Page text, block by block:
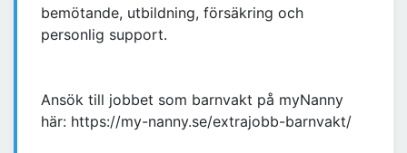
bemötande, utbildning, försäkring och
personlig support.
Ansök till jobbet som barnvakt på myNanny
här: https://my-nanny.se/extrajobb-barnvakt/